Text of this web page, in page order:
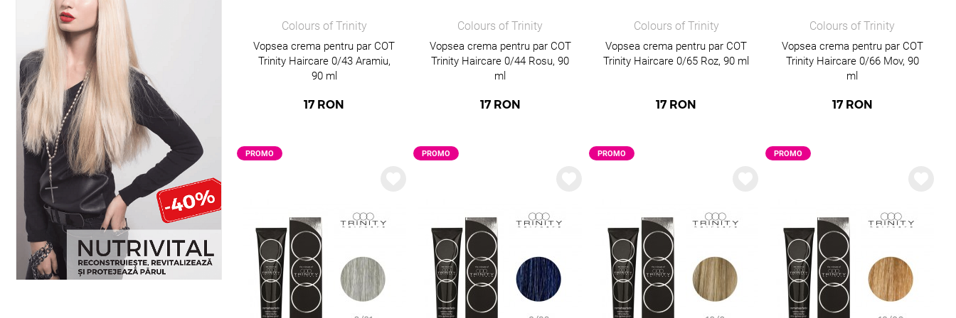
Colours of Trinity
Vopsea crema pentru par COT
Trinity Haircare 0/43 Aramiu,
90 ml
17 RON
Colours of Trinity
Vopsea crema pentru par COT
Trinity Haircare 0/44 Rosu, 90
ml
17 RON
Colours of Trinity
Vopsea crema pentru par COT
Trinity Haircare 0/65 Roz, 90 ml
17 RON
Colours of Trinity
Vopsea crema pentru par COT
Trinity Haircare 0/66 Mov, 90
ml
17 RON
PROMO PROMO PROMO PROMO